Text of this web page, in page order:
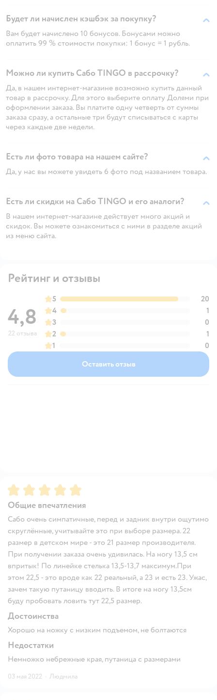
Будет ли начислен кэшбэк за покупку?
Вам будет начислено 10 бонусов. Бонусами можно
оплатить 99 % стоимости покупки: 1 бонус = 1 рубль.
Можно ли купить Сабо TINGO в рассрочку?
Да, в нашем интернет-магазине возможно купить данный
товар в рассрочку. Для этого выберите оплату Долями при
оформлении заказа. Вы платите одну четверть от суммы
заказа сразу, а остальные три будут списываться с карты
через каждые две недели.
Есть ли фото товара на нашем сайте?
Да, у нас вы можете увидеть 6 фото под названием товара.
Есть ли скидки на Сабо TINGO и его аналоги?
В нашем интернет-магазине действует много акций и
скидок. Вы можете ознакомиться с ними в разделе акций
из меню сайта.
Рейтинг и отзывы
4,8
22 отзыва
5
20
4
1
3
0
2
1
1
0
Оставить отзыв
Рейтинг:5
Общие впечатления
Сабо очень симпатичные, перед и задник внутри ощутимо
скруглённые, учитывайте это при выборе размера. 22
размер в детском мире - это 21 размер производителя.
При получении заказа очень удивилась. На ногу 13,5 см
впритык! По линейке стелька 13,5-13,7 максимум.При
этом 22,5 - это вроде как 22 реальный, а 23 и есть 23. Ужас,
зачем такую путаницу вводить. В итоге на ногу 13,5см
буду пробовать ловить тут 22,5 размер.
Достоинства
Хорошо на ножку с низким подъемом, не болтаются
Недостатки
Немножко небрежные края, путаница с размерами
03 мая 2022 · Людмила